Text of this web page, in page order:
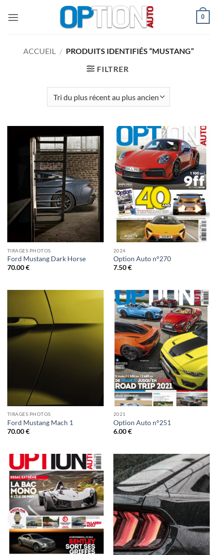
0
ACCUEIL / PRODUITS IDENTIFIÉS “MUSTANG”
FILTRER
TIRAGES PHOTOS
Ford Mustang Dark Horse
70.00€
2024
Option Auto n°270
7.50€
TIRAGES PHOTOS
Ford Mustang Mach 1
70.00€
2021
Option Auto n°251
6.00€